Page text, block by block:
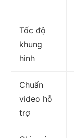
Tốc độ
khung
hình
Chuẩn
video hỗ
trợ